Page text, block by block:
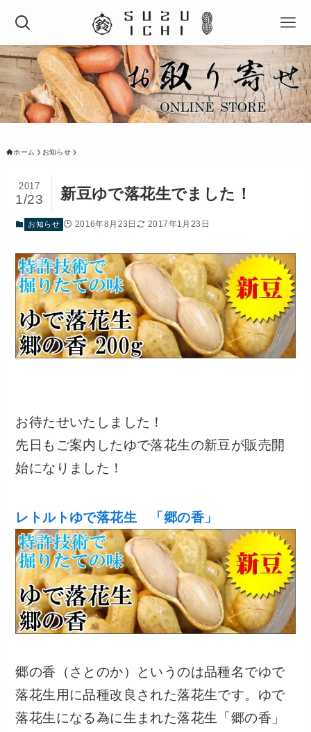
ホーム お知らせ
新豆ゆで落花生でました！
2017
1/23
お知らせ 2016年8月23日 2017年1月23日
お待たせいたしました！
先日もご案内したゆで落花生の新豆が販売開
始になりました！
レトルトゆで落花生 「郷の香」
郷の香（さとのか）というのは品種名でゆで
落花生用に品種改良された落花生です。ゆで
落花生になる為に生まれた落花生「郷の香」